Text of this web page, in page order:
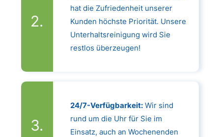
hat die Zufriedenheit unserer
Kunden höchste Priorität. Unsere
Unterhaltsreinigung wird Sie
restlos überzeugen!
24/7-Verfügbarkeit:Wir sind
rund um die Uhr für Sie im
Einsatz, auch an Wochenenden